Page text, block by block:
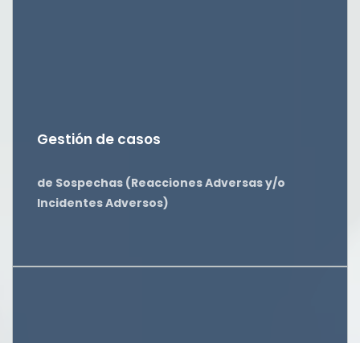
Gestión de casos
de Sospechas (Reacciones Adversas y/o
Incidentes Adversos)